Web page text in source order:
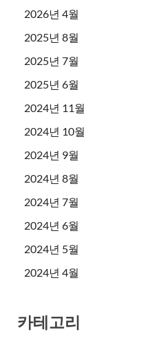
2026년 4월
2025년 8월
2025년 7월
2025년 6월
2024년 11월
2024년 10월
2024년 9월
2024년 8월
2024년 7월
2024년 6월
2024년 5월
2024년 4월
카테고리